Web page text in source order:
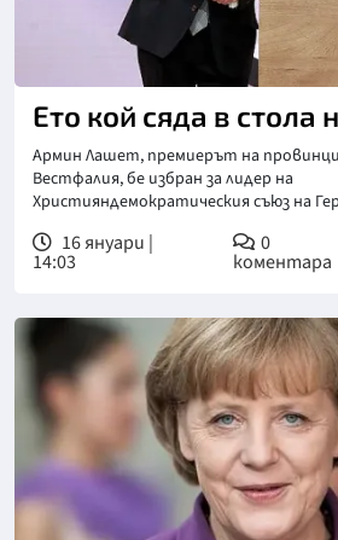
Ето кой сяда в стола
Армин Лашет, премиерът на
Вестфалия, бе избран за лидер на
Християндемократическия съюз на
16 януари |
14:03
0
коментара